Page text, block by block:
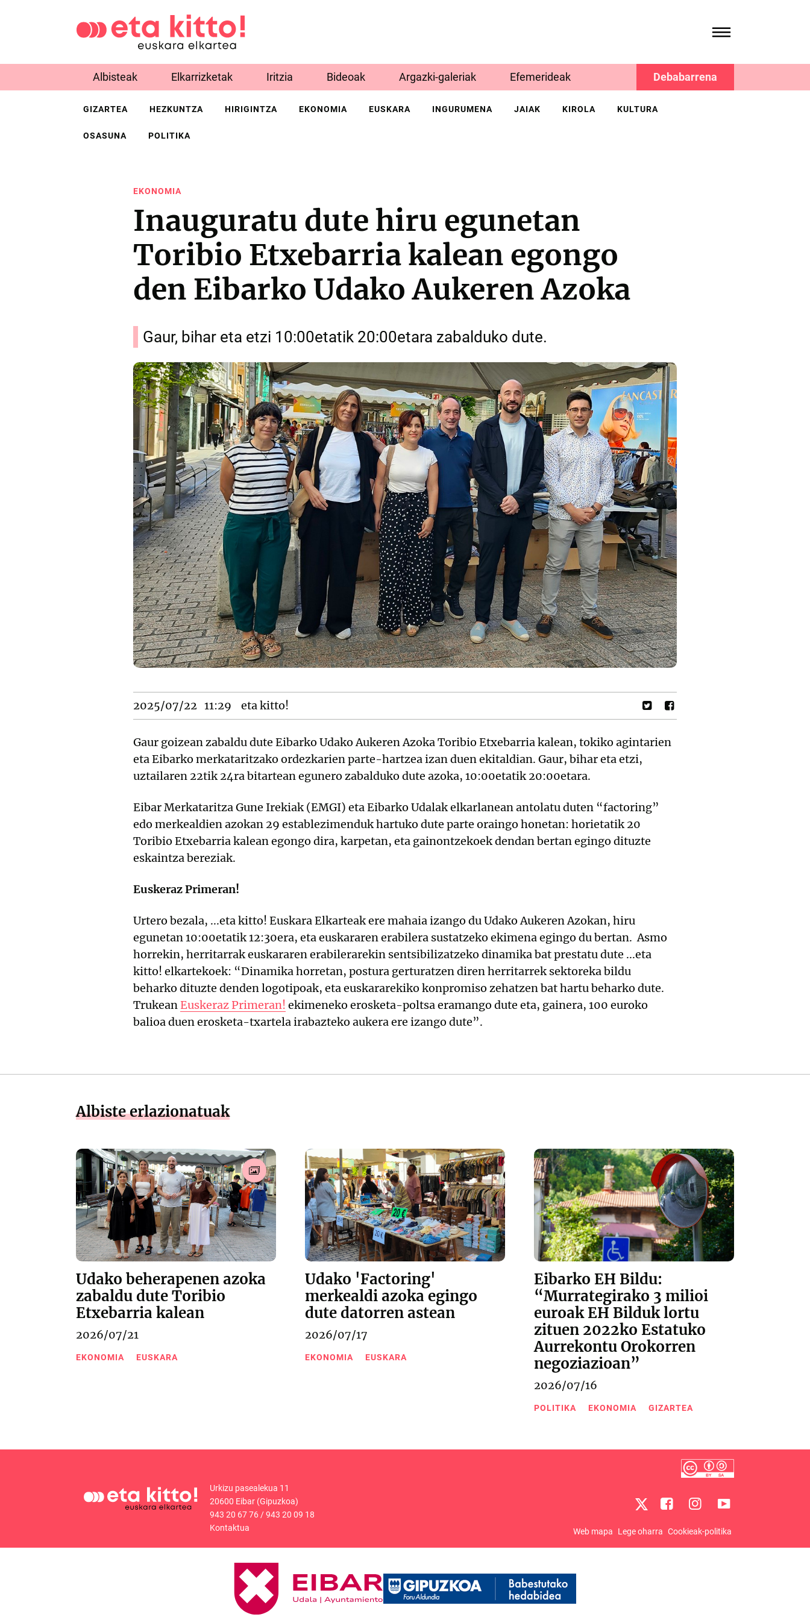
Albisteak Elkarrizketak Iritzia Bideoak Argazki-galeriak Efemerideak Debabarrena
GIZARTEA HEZKUNTZA HIRIGINTZA EKONOMIA EUSKARA INGURUMENA JAIAK KIROLA KULTURA
OSASUNA POLITIKA
EKONOMIA
Inauguratu dute hiru egunetan
Toribio Etxebarria kalean egongo
den Eibarko Udako Aukeren Azoka
Gaur, bihar eta etzi 10:00etatik 20:00etara zabalduko dute.
2025/07/22 11:29 eta kitto!
Gaur goizean zabaldu dute Eibarko Udako Aukeren Azoka Toribio Etxebarria kalean, tokiko agintarien
eta Eibarko merkataritzako ordezkarien parte-hartzea izan duen ekitaldian. Gaur, bihar eta etzi,
uztailaren 22tik 24ra bitartean egunero zabalduko dute azoka, 10:00etatik 20:00etara.
Eibar Merkataritza Gune Irekiak (EMGI) eta Eibarko Udalak elkarlanean antolatu duten “factoring”
edo merkealdien azokan 29 establezimenduk hartuko dute parte oraingo honetan: horietatik 20
Toribio Etxebarria kalean egongo dira, karpetan, eta gainontzekoek dendan bertan egingo dituzte
eskaintza bereziak.
Euskeraz Primeran!
Urtero bezala, ...eta kitto! Euskara Elkarteak ere mahaia izango du Udako Aukeren Azokan, hiru
egunetan 10:00etatik 12:30era, eta euskararen erabilera sustatzeko ekimena egingo du bertan. Asmo
horrekin, herritarrak euskararen erabilerarekin sentsibilizatzeko dinamika bat prestatu dute ...eta
kitto! elkartekoek: “Dinamika horretan, postura gerturatzen diren herritarrek sektoreka bildu
beharko dituzte denden logotipoak, eta euskararekiko konpromiso zehatzen bat hartu beharko dute.
TrukeanEuskeraz Primeran! ekimeneko erosketa-poltsa eramango dute eta, gainera, 100 euroko
balioa duen erosketa-txartela irabazteko aukera ere izango dute”.
Albiste erlazionatuak
Udako beherapenen azoka
zabaldu dute Toribio
Etxebarria kalean
2026/07/21
EKONOMIA EUSKARA
Udako 'Factoring'
merkealdi azoka egingo
dute datorren astean
2026/07/17
EKONOMIA EUSKARA
Eibarko EH Bildu:
“Murrategirako 3 milioi
euroak EH Bilduk lortu
zituen 2022ko Estatuko
Aurrekontu Orokorren
negoziazioan”
2026/07/16
POLITIKA EKONOMIA GIZARTEA
Urkizu pasealekua 11
20600 Eibar (Gipuzkoa)
943 20 67 76/943 20 09 18
Kontaktua
Web mapa Lege oharra Cookieak-politika